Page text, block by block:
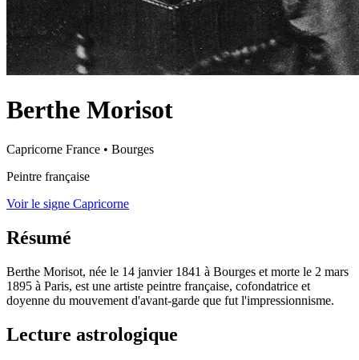
Berthe Morisot
Capricorne France • Bourges
Peintre française
Voir le signe Capricorne
Résumé
Berthe Morisot, née le 14 janvier 1841 à Bourges et morte le 2 mars
1895 à Paris, est une artiste peintre française, cofondatrice et
doyenne du mouvement d'avant-garde que fut l'impressionnisme.
Lecture astrologique